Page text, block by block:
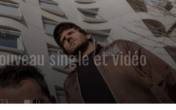
single et vidéo
0